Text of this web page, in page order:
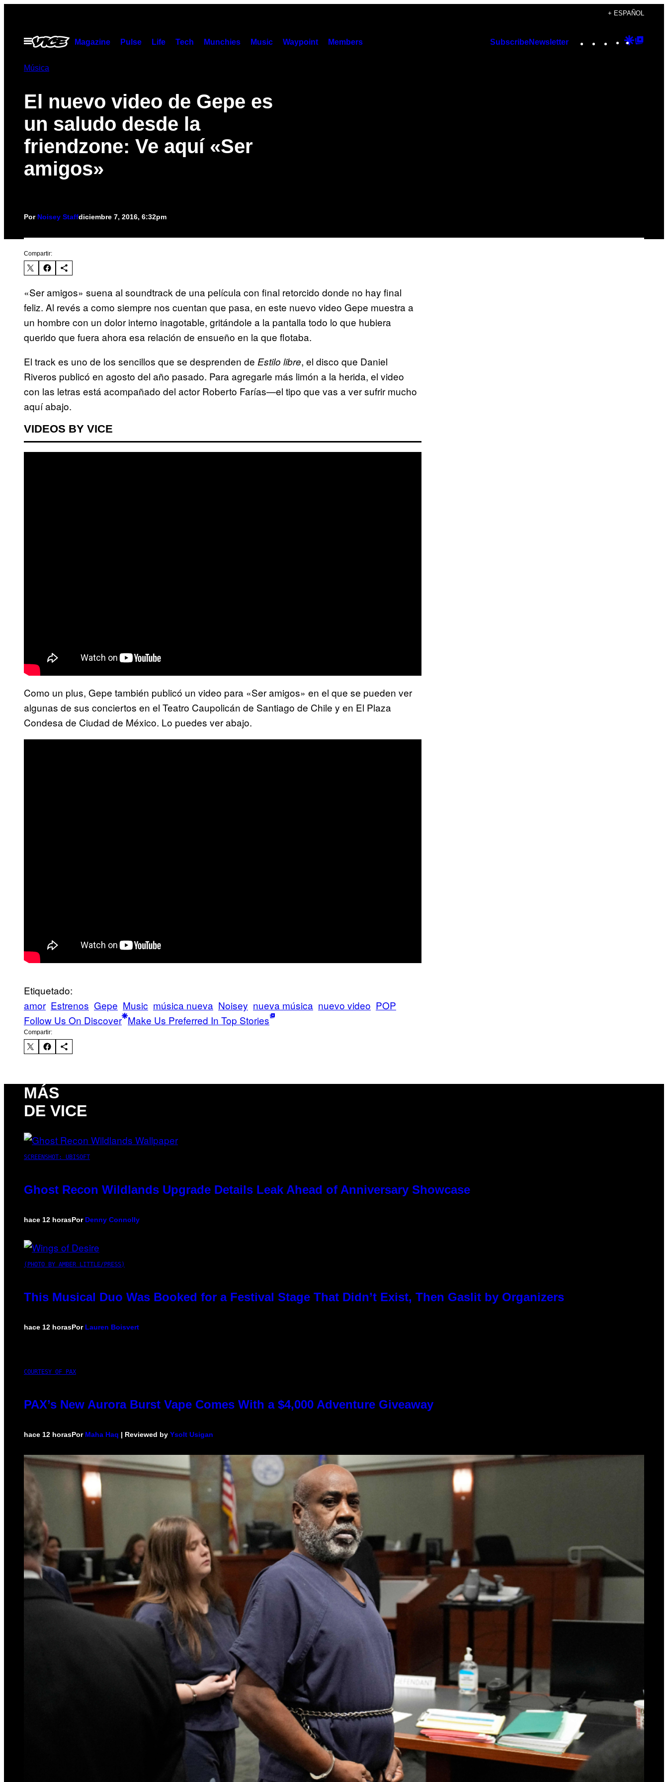
contenido
+ ESPAÑOL
Abrir
Menú
Magazine Pulse Life Tech Munchies Music Waypoint Members SubscribeNewsletter Instagram
TikTok
YouTube
Google
Música
El nuevo video de Gepe es
un saludo desde la
friendzone: Ve aquí «Ser
amigos»
Por Noisey Staffdiciembre 7, 2016, 6:32pm
Compartir:
«Ser amigos» suena al soundtrack de una película con final retorcido donde no hay final
feliz. Al revés a como siempre nos cuentan que pasa, en este nuevo video Gepe muestra a
un hombre con un dolor interno inagotable, gritándole a la pantalla todo lo que hubiera
querido que fuera ahora esa relación de ensueño en la que flotaba.
El track es uno de los sencillos que se desprenden de Estilo libre, el disco que Daniel
Riveros publicó en agosto del año pasado. Para agregarle más limón a la herida, el video
con las letras está acompañado del actor Roberto Farías—el tipo que vas a ver sufrir mucho
aquí abajo.
VIDEOS BY VICE
Como un plus, Gepe también publicó un video para «Ser amigos» en el que se pueden ver
algunas de sus conciertos en el Teatro Caupolicán de Santiago de Chile y en El Plaza
Condesa de Ciudad de México. Lo puedes ver abajo.
Etiquetado:
amor Estrenos Gepe Music música nueva Noisey nueva música nuevo video POP
Follow Us On Discover Make Us Preferred In Top Stories
Compartir:
MÁS
DE VICE
SCREENSHOT: UBISOFT
Ghost Recon Wildlands Upgrade Details Leak Ahead of Anniversary Showcase
hace 12 horasPor Denny Connolly
(PHOTO BY AMBER LITTLE/PRESS)
This Musical Duo Was Booked for a Festival Stage That Didn’t Exist, Then Gaslit by Organizers
hace 12 horasPor Lauren Boisvert
COURTESY OF PAX
PAX’s New Aurora Burst Vape Comes With a $4,000 Adventure Giveaway
hace 12 horasPor Maha Haq | Reviewed by Ysolt Usigan